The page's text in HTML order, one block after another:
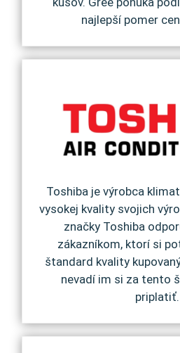
najlepší pomer
Toshiba je výrobca
vysokej kvality svojich
značky Toshiba
zákazníkom, ktorí si
štandard kvality
nevadí im si za tento
priplatiť.